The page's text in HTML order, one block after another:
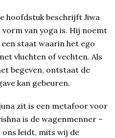
hoofdstuk beschrijft Jiwa
vorm van yoga is. Hij noemt
staat waarin het ego
vluchten of vechten. Als
begeven, ontstaat de
kan gebeuren.
zit is een metafoor voor
is de wagenmenner –
leidt, mits wij de